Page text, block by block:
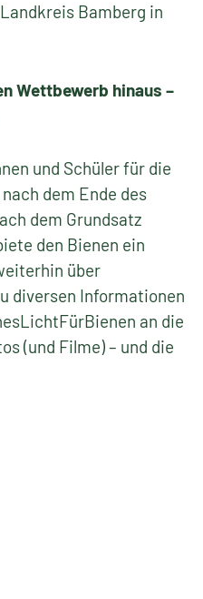
Bamberg in
Wettbewerb hinaus –
und Schüler für die
dem Ende des
dem Grundsatz
den Bienen ein
über
diversen Informationen
an die
(und Filme) – und die